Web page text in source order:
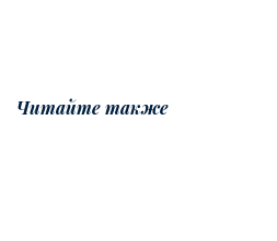
Читайте также